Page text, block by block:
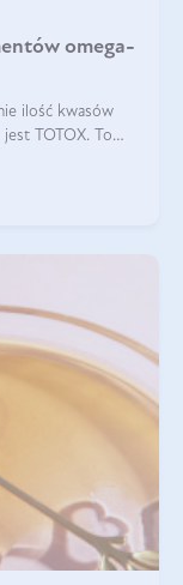
omega-
ilość kwasów
TOTOX. To